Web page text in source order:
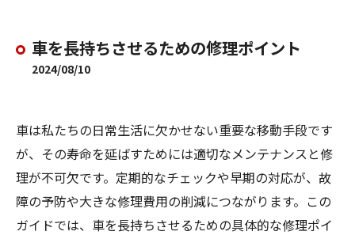
車を長持ちさせるための修理ポイント
2024/08/10
車は私たちの日常生活に欠かせない重要な移動手段です
が、その寿命を延ばすためには適切なメンテナンスと修
理が不可欠です。定期的なチェックや早期の対応が、故
障の予防や大きな修理費用の削減につながります。この
ガイドでは、車を長持ちさせるための具体的な修理ポイ